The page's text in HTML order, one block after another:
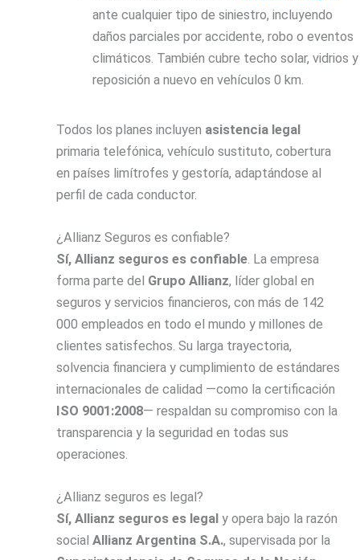
ante cualquier tipo de siniestro, incluyendo
daños parciales por accidente, robo o eventos
climáticos. También cubre techo solar, vidrios y
reposición a nuevo en vehículos 0 km.
Todos los planes incluyen asistencia legal
primaria telefónica, vehículo sustituto, cobertura
en países limítrofes y gestoría, adaptándose al
perfil de cada conductor.
¿Allianz Seguros es confiable?
Sí, Allianz seguros es confiable. La empresa
forma parte del Grupo Allianz, líder global en
seguros y servicios financieros, con más de 142
000 empleados en todo el mundo y millones de
clientes satisfechos. Su larga trayectoria,
solvencia financiera y cumplimiento de estándares
internacionales de calidad —como la certificación
ISO 9001:2008— respaldan su compromiso con la
transparencia y la seguridad en todas sus
operaciones.
¿Allianz seguros es legal?
Sí, Allianz seguros es legal y opera bajo la razón
social Allianz Argentina S.A., supervisada por la